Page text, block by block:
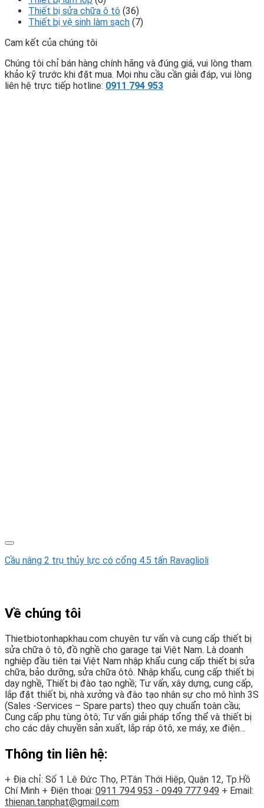
Thiết bị sửa chữa ô tô (36)
Thiết bị vệ sinh làm sạch (7)
Cam kết của chúng tôi
Chúng tôi chỉ bán hàng chính hãng và đúng giá, vui lòng tham
khảo kỹ trước khi đặt mua. Mọi nhu cầu cần giải đáp, vui lòng
liên hệ trực tiếp hotline: 0911 794 953
Cầu nâng 2 trụ thủy lực có cổng 4.5 tấn Ravaglioli
Về chúng tôi
Thietbiotonhapkhau.com chuyên tư vấn và cung cấp thiết bị
sửa chữa ô tô, đồ nghề cho garage tại Việt Nam. Là doanh
nghiệp đầu tiên tại Việt Nam nhập khẩu cung cấp thiết bị sửa
chữa, bảo dưỡng, sửa chữa ôtô. Nhập khẩu, cung cấp thiết bị
dạy nghề, Thiết bị đào tạo nghề; Tư vấn, xây dựng, cung cấp,
lắp đặt thiết bị, nhà xưởng và đào tạo nhân sự cho mô hình 3S
(Sales -Services – Spare parts) theo quy chuẩn toàn cầu;
Cung cấp phụ tùng ôtô; Tư vấn giải pháp tổng thể và thiết bị
cho các dây chuyền sản xuất, lắp ráp ôtô, xe máy, xe điện…
Thông tin liên hệ:
+ Địa chỉ: Số 1 Lê Đức Thọ, P.Tân Thới Hiệp, Quận 12, Tp.Hồ
Chí Minh + Điện thoại: 0911 794 953 - 0949 777 949 + Email:
thienan.tanphat@gmail.com